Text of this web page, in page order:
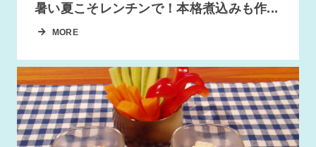
暑い夏こそレンチンで！本格煮込みも作...
MORE